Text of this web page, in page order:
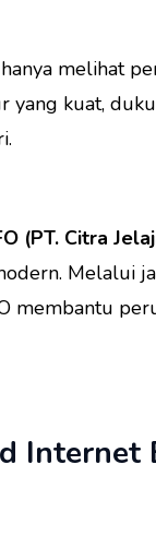
melihat
kuat,
(PT. Citra
Melalui
membantu